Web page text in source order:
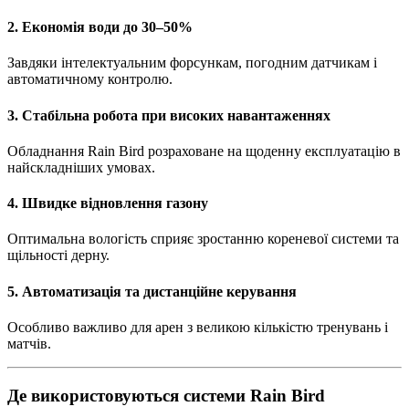
2. Економія води до 30–50%
Завдяки інтелектуальним форсункам, погодним датчикам і
автоматичному контролю.
3. Стабільна робота при високих навантаженнях
Обладнання Rain Bird розраховане на щоденну експлуатацію в
найскладніших умовах.
4. Швидке відновлення газону
Оптимальна вологість сприяє зростанню кореневої системи та
щільності дерну.
5. Автоматизація та дистанційне керування
Особливо важливо для арен з великою кількістю тренувань і
матчів.
Де використовуються системи Rain Bird